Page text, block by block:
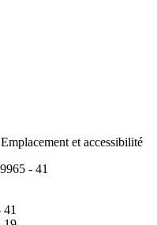
Emplacement et accessibilité